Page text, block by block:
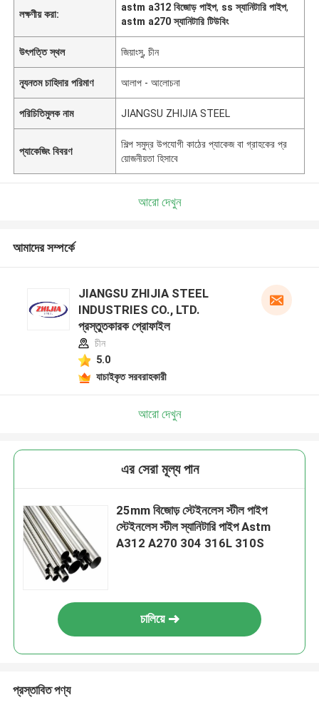
লক্ষণীয় করা:
astm a312 বিজোড় পাইপ, ss স্যানিটারি পাইপ,
astm a270 স্যানিটারি টিউবিং
উৎপত্তি স্থল জিয়াংসু, চীন
ন্যূনতম চাহিদার পরিমাণ আলাপ - আলোচনা
পরিচিতিমুলক নাম JIANGSU ZHIJIA STEEL
প্যাকেজিং বিবরণ
শিল্প সমুদ্র উপযোগী কাঠের প্যাকেজ বা গ্রাহকের প্র
য়োজনীয়তা হিসাবে
আরো দেখুন
আমাদের সম্পর্কে
JIANGSU ZHIJIA STEEL
INDUSTRIES CO., LTD.
প্রস্তুতকারক প্রোফাইল
চীন
5.0
যাচাইকৃত সরবরাহকারী
আরো দেখুন
এর সেরা মূল্য পান
25mm বিজোড় স্টেইনলেস স্টীল পাইপ
স্টেইনলেস স্টীল স্যানিটারি পাইপ Astm
A312 A270 304 316L 310S
চালিয়ে
প্রস্তাবিত পণ্য